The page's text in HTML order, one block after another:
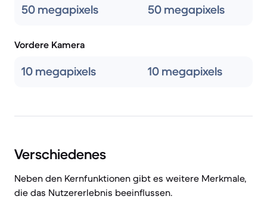
50 megapixels 50 megapixels
Vordere Kamera
10 megapixels 10 megapixels
Verschiedenes
Neben den Kernfunktionen gibt es weitere Merkmale,
die das Nutzererlebnis beeinflussen.